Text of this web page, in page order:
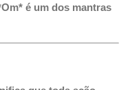
é um dos mantras